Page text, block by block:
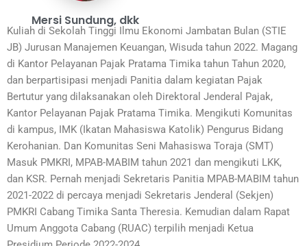
Mersi Sundung, dkk
Kuliah di Sekolah Tinggi Ilmu Ekonomi Jambatan Bulan (STIE
JB) Jurusan Manajemen Keuangan, Wisuda tahun 2022. Magang
di Kantor Pelayanan Pajak Pratama Timika tahun Tahun 2020,
dan berpartisipasi menjadi Panitia dalam kegiatan Pajak
Bertutur yang dilaksanakan oleh Direktoral Jenderal Pajak,
Kantor Pelayanan Pajak Pratama Timika. Mengikuti Komunitas
di kampus, IMK (Ikatan Mahasiswa Katolik) Pengurus Bidang
Kerohanian. Dan Komunitas Seni Mahasiswa Toraja (SMT)
Masuk PMKRI, MPAB-MABIM tahun 2021 dan mengikuti LKK,
dan KSR. Pernah menjadi Sekretaris Panitia MPAB-MABIM tahun
2021-2022 di percaya menjadi Sekretaris Jenderal (Sekjen)
PMKRI Cabang Timika Santa Theresia. Kemudian dalam Rapat
Umum Anggota Cabang (RUAC) terpilih menjadi Ketua